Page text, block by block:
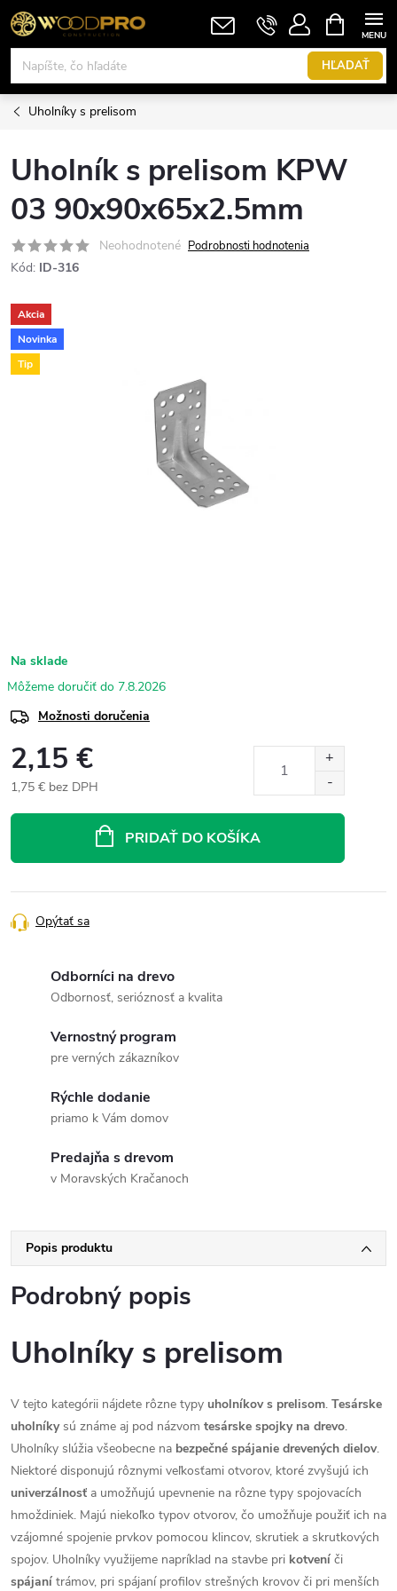
Prejsť
na
obsah
HĽADAŤ
KOŠÍK
Uholníky s prelisom
Uholník s prelisom KPW
03 90x90x65x2.5mm
Neohodnotené Podrobnosti hodnotenia
Kód: ID-316
Akcia
Novinka
Tip
Na sklade
7.8.2026
Možnosti doručenia
2,15 €
1,75 € bez DPH
PRIDAŤ DO KOŠÍKA
Opýtať sa
Odborníci na drevo
Odbornosť, serióznosť a kvalita
Vernostný program
pre verných zákazníkov
Rýchle dodanie
priamo k Vám domov
Predajňa s drevom
v Moravských Kračanoch
Popis produktu
Podrobný popis
Uholníky s prelisom
V tejto kategórii nájdete rôzne typy uholníkovs prelisom. Tesárske
uholníkysú známe aj pod názvom tesárske spojky na drevo.
Uholníky slúžia všeobecne na bezpečné spájanie drevených dielov.
Niektoré disponujú rôznymi veľkosťami otvorov, ktoré zvyšujú ich
univerzálnosť a umožňujú upevnenie na rôzne typy spojovacích
hmoždiniek. Majú niekoľko typov otvorov, čo umožňuje použiť ich na
vzájomné spojenie prvkov pomocou klincov, skrutiek a skrutkových
spojov. Uholníky využijeme napríklad na stavbe pri kotvení či
spájaní trámov, pri spájaní profilov strešných krovov či pri menších